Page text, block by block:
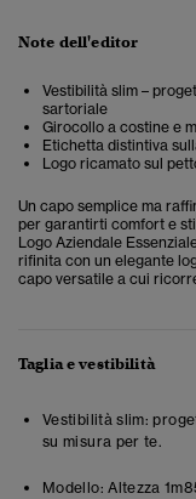
Note dell'editor
Vestibilità slim –
sartoriale
Girocollo a costine e
Etichetta distintiva
Logo ricamato sul
Un capo semplice ma
per garantirti comfort e
Logo Aziendale
rifinita con un elegante
capo versatile a cui
Taglia e vestibilità
Vestibilità slim:
su misura per te.
Modello: Altezza